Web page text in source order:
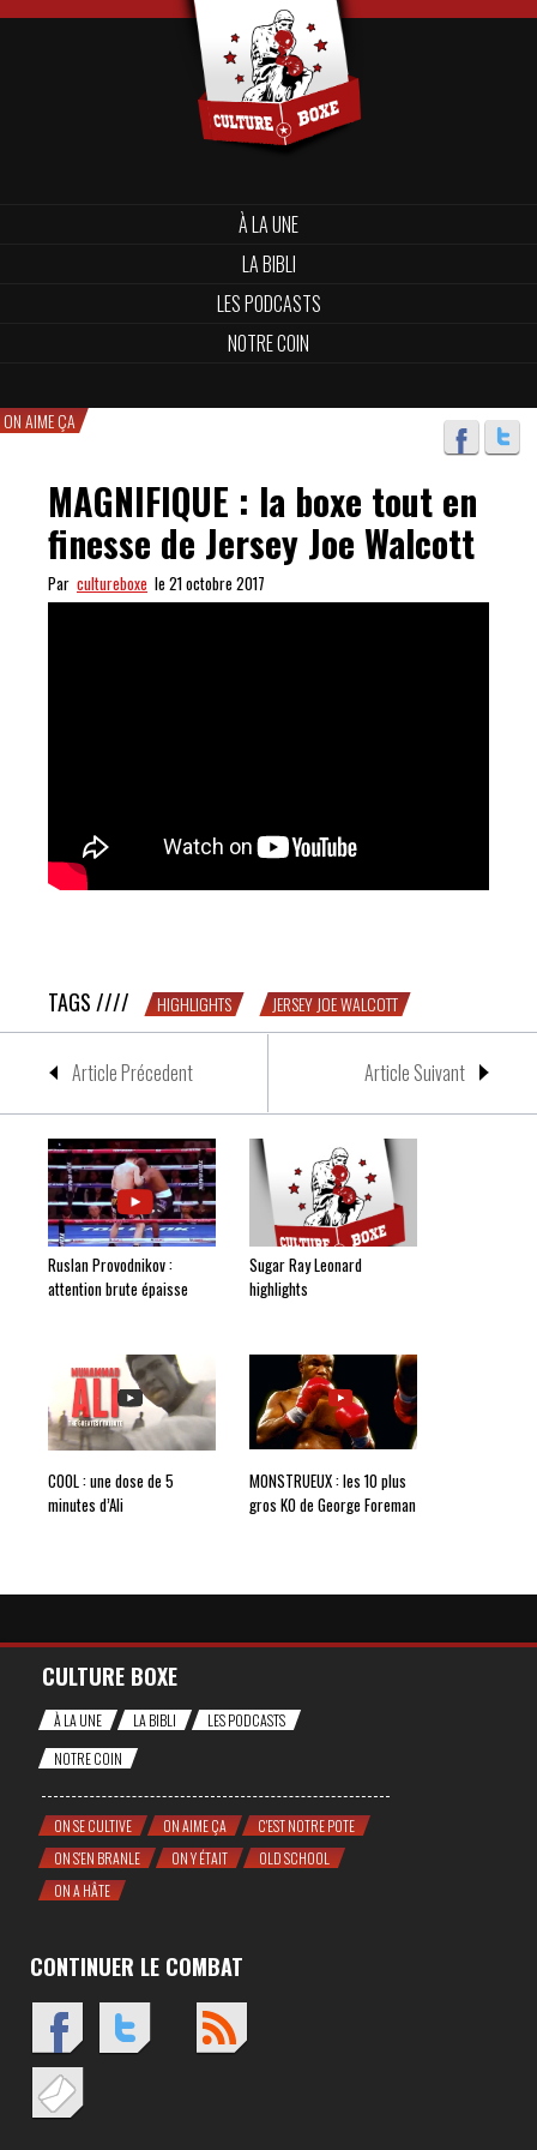
À LA UNE
LA BIBLI
LES PODCASTS
NOTRE COIN
ON AIME ÇA
MAGNIFIQUE : la boxe tout en
finesse de Jersey Joe Walcott
Par cultureboxe le 21 octobre 2017
TAGS //// HIGHLIGHTS JERSEY JOE WALCOTT
Article Précedent Article Suivant
Ruslan Provodnikov :
attention brute épaisse
Sugar Ray Leonard
highlights
COOL : une dose de 5
minutes d’Ali
MONSTRUEUX : les 10 plus
gros KO de George Foreman
CULTURE BOXE
À LA UNE LA BIBLI
LES PODCASTS
NOTRE COIN
ON SE CULTIVE ON AIME ÇA
C'EST NOTRE POTE
ON S'EN BRANLE
ON Y ÉTAIT
OLD SCHOOL
ON A HÂTE
CONTINUER LE COMBAT